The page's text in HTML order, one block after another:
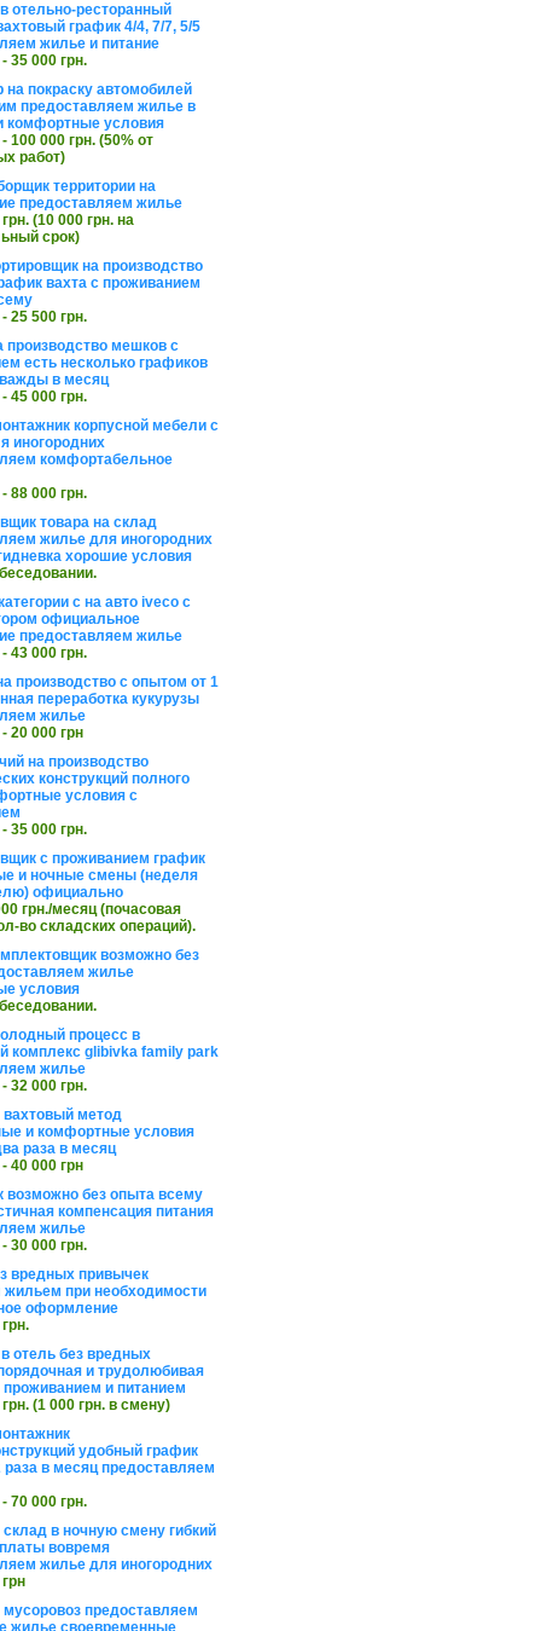
отельно-ресторанный
график 4/4, 7/7, 5/5
жилье и питание
35 000 грн.
покраску автомобилей
предоставляем жилье в
комфортные условия
100 000 грн. (50% от
работ)
территории на
предоставляем жилье
(10 000 грн. на
срок)
на производство
вахта с проживанием
25 500 грн.
производство мешков с
есть несколько графиков
в месяц
45 000 грн.
корпусной мебели с
иногородних
комфортабельное
88 000 грн.
товара на склад
жилье для иногородних
хорошие условия
с на авто iveco с
официальное
предоставляем жилье
43 000 грн.
производство с опытом от 1
переработка кукурузы
жилье
20 000 грн
на производство
конструкций полного
условия с
35 000 грн.
с проживанием график
и ночные смены (неделя
официально
грн./месяц (почасовая
во складских операций).
возможно без
жилье
условия
процесс в
комплекс glibivka family park
жилье
32 000 грн.
вахтовый метод
и комфортные условия
раза в месяц
40 000 грн
возможно без опыта всему
компенсация питания
жилье
30 000 грн.
вредных привычек
жильем при необходимости
оформление
отель без вредных
и трудолюбивая
проживанием и питанием
(1 000 грн. в смену)
удобный график
в месяц предоставляем
70 000 грн.
склад в ночную смену гибкий
вовремя
жилье для иногородних
мусоровоз предоставляем
жилье своевременные